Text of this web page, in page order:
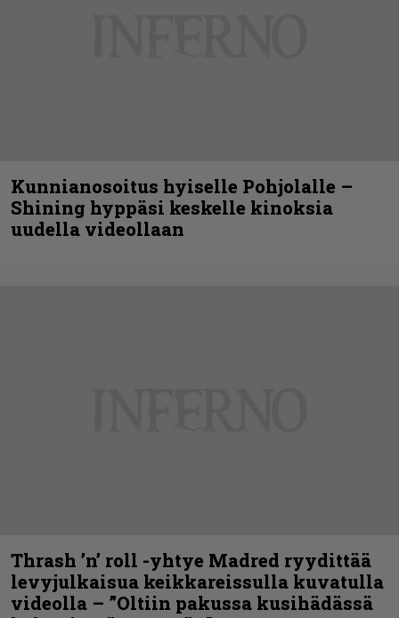
Kunnianosoitus hyiselle Pohjolalle –
Shining hyppäsi keskelle kinoksia
uudella videollaan
Thrash ’n’ roll -yhtye Madred ryydittää
levyjulkaisua keikkareissulla kuvatulla
videolla – ”Oltiin pakussa kusihädässä